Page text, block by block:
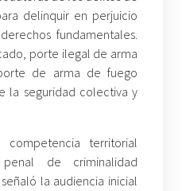
delinquir en perjuicio
fundamentales.
porte ilegal de arma
de arma de fuego
la seguridad colectiva y
territorial
de criminalidad
la audiencia inicial